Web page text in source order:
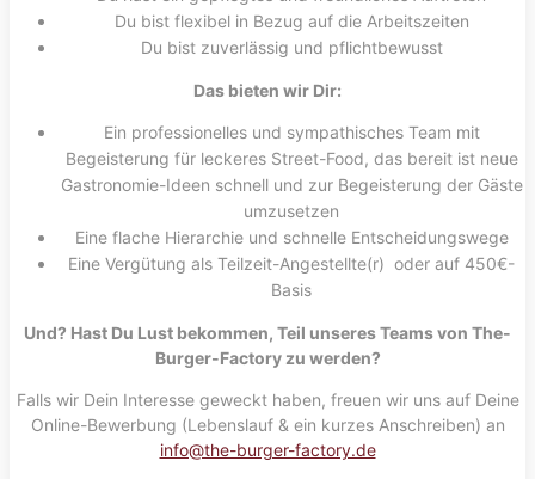
Du bist flexibel in Bezug auf die Arbeitszeiten
Du bist zuverlässig und pflichtbewusst
Das bieten wir Dir:
Ein professionelles und sympathisches Team mit
Begeisterung für leckeres Street-Food, das bereit ist neue
Gastronomie-Ideen schnell und zur Begeisterung der Gäste
umzusetzen
Eine flache Hierarchie und schnelle Entscheidungswege
Eine Vergütung als Teilzeit-Angestellte(r) oder auf 450€-
Basis
Und? Hast Du Lust bekommen, Teil unseres Teams von The-
Burger-Factory zu werden?
Falls wir Dein Interesse geweckt haben, freuen wir uns auf Deine
Online-Bewerbung (Lebenslauf & ein kurzes Anschreiben) an
info@the-burger-factory.de